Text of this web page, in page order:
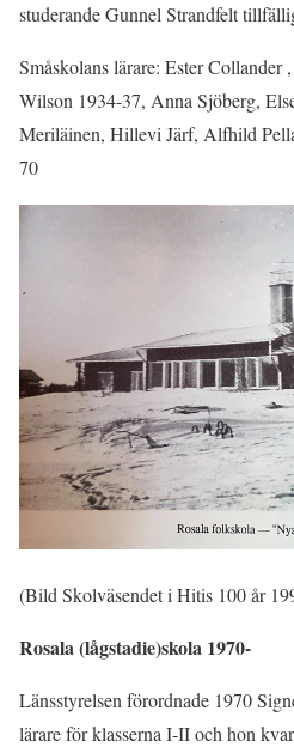
studerande Gunnel Strandfelt
Småskolans lärare: Ester
Wilson 1934-37, Anna Sjöberg,
Meriläinen, Hillevi Järf, Alfhild
70
(Bild Skolväsendet i Hitis 100 år
Rosala (lågstadie)skola 1970-
Länsstyrelsen förordnade 1970
lärare för klasserna I-II och hon